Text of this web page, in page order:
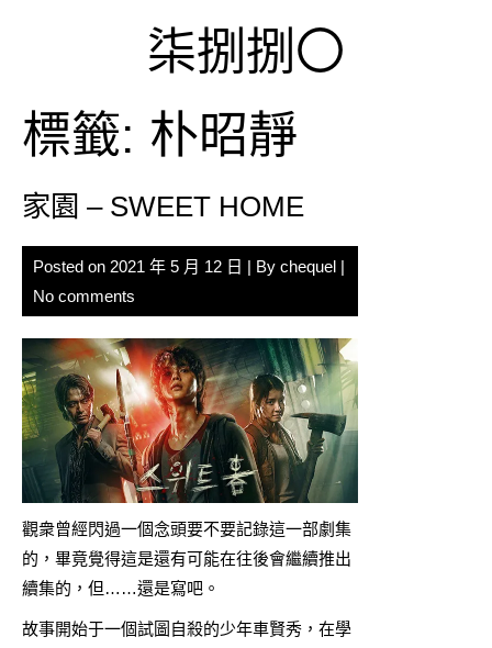
柒捌捌〇
標籤: 朴昭靜
家園 – SWEET HOME
Posted on 2021 年 5 月 12 日 | By chequel |
No comments
觀衆曾經閃過一個念頭要不要記錄這一部劇集
的，畢竟覺得這是還有可能在往後會繼續推出
續集的，但……還是寫吧。
故事開始于一個試圖自殺的少年車賢秀，在學